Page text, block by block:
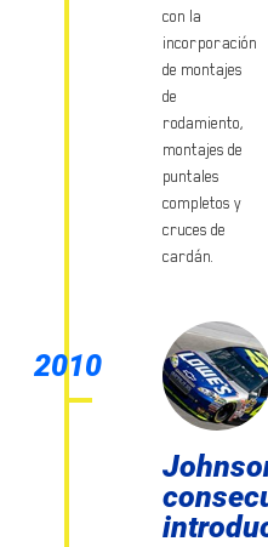
con la
incorporación
de montajes
de
rodamiento,
montajes de
puntales
completos y
cruces de
cardán.
2010